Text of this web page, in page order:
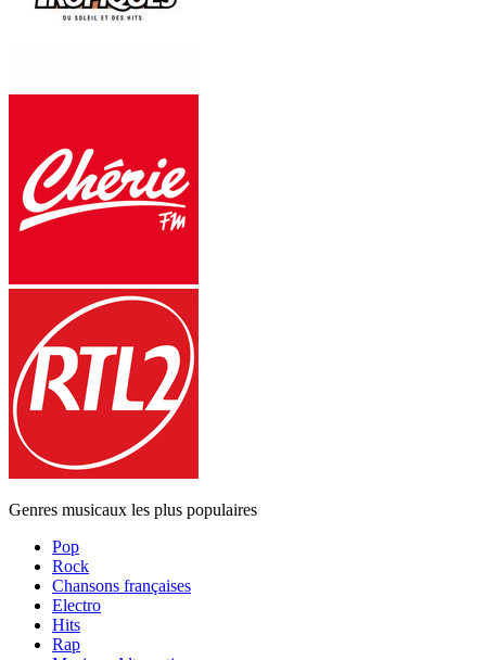
Genres musicaux les plus populaires
Pop
Rock
Chansons françaises
Electro
Hits
Rap